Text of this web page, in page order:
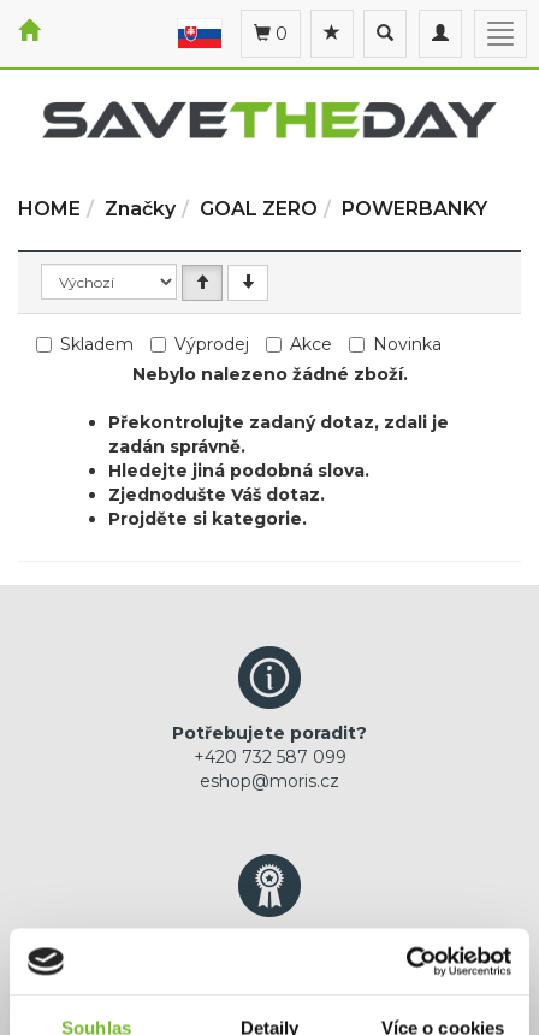
Souhlas Detaily Více o cookies
Toggle
navigation
Toggle
search
0
HOME Značky GOAL ZERO POWERBANKY
Skladem Výprodej Akce
Novinka
Nebylo nalezeno žádné zboží.
Překontrolujte zadaný dotaz, zdali je
zadán správně.
Hledejte jiná podobná slova.
Zjednodušte Váš dotaz.
Projděte si kategorie.
Potřebujete poradit?
+420 732 587 099
eshop@moris.cz